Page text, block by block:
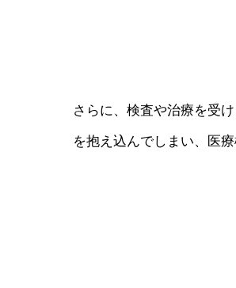
さらに、検査や治療を受
を抱え込んでしまい、医